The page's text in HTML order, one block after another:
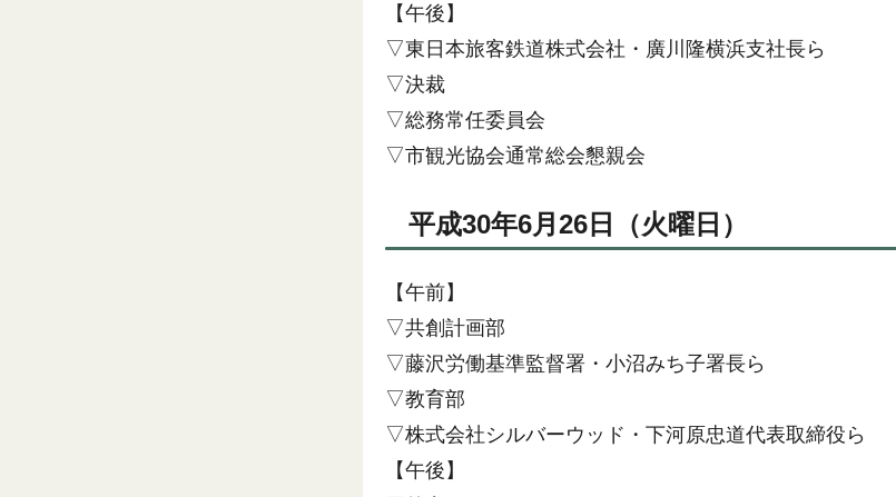
【午後】
▽東日本旅客鉄道株式会社・廣川隆横浜支社長ら
▽決裁
▽総務常任委員会
▽市観光協会通常総会懇親会
平成30年6月26日（火曜日）
【午前】
▽共創計画部
▽藤沢労働基準監督署・小沼みち子署長ら
▽教育部
▽株式会社シルバーウッド・下河原忠道代表取締役ら
【午後】